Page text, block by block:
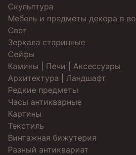
Скульптура
Мебель и предметы декора в
Свет
Зеркала старинные
Cейфы
Камины | Печи | Аксессуары
Архитектура | Ландшафт
Редкие предметы
Часы антикварные
Картины
Текстиль
Винтажная бижутерия
Разный антиквариат